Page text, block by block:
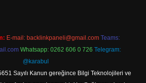
E-mail: backlinkpaneli@gmail.com Teams:
Whatsapp: 0262 606 0 726 Telegram:
@karabul
Sayılı Kanun gereğince Bilgi Teknolojileri ve